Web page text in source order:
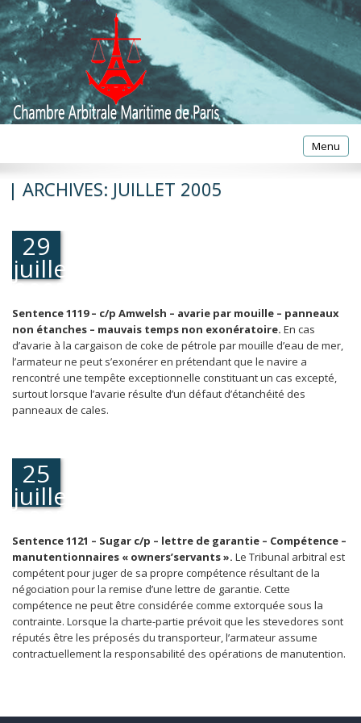
Toggle
Menu
| ARCHIVES: JUILLET 2005
29
juillet
2005
Sentence 1119 – c/p Amwelsh – avarie par mouille – panneaux
non étanches – mauvais temps non exonératoire. En cas
d’avarie à la cargaison de coke de pétrole par mouille d’eau de mer,
l’armateur ne peut s’exonérer en prétendant que le navire a
rencontré une tempête exceptionnelle constituant un cas excepté,
surtout lorsque l’avarie résulte d’un défaut d’étanchéité des
panneaux de cales.
25
juillet
2005
Sentence 1121 – Sugar c/p – lettre de garantie – Compétence –
manutentionnaires « owners’servants ». Le Tribunal arbitral est
compétent pour juger de sa propre compétence résultant de la
négociation pour la remise d’une lettre de garantie. Cette
compétence ne peut être considérée comme extorquée sous la
contrainte. Lorsque la charte-partie prévoit que les stevedores sont
réputés être les préposés du transporteur, l’armateur assume
contractuellement la responsabilité des opérations de manutention.